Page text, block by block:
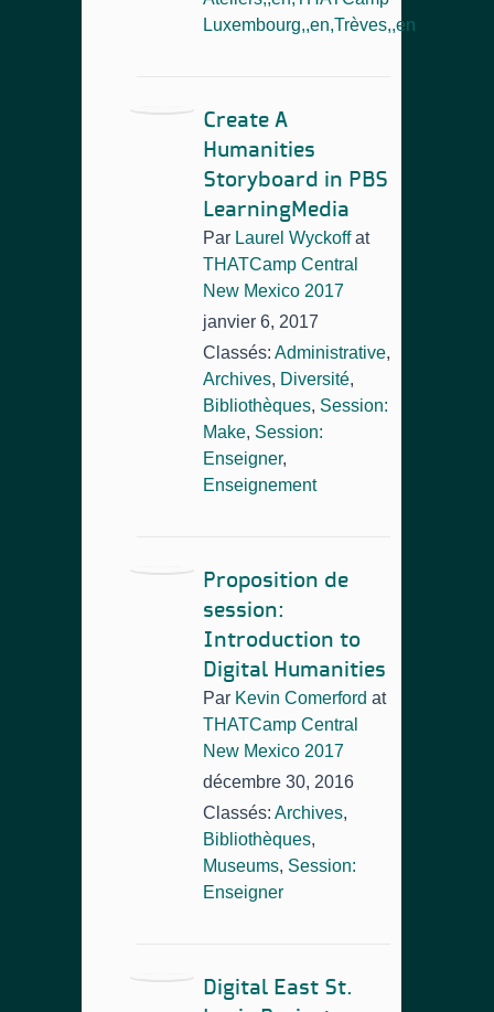
Luxembourg,,en,Trèves,,en
Create A
Humanities
Storyboard in PBS
LearningMedia
Par Laurel Wyckoff at
THATCamp Central
New Mexico 2017
janvier 6, 2017
Classés: Administrative,
Archives, Diversité,
Bibliothèques, Session:
Make, Session:
Enseigner,
Enseignement
Proposition de
session:
Introduction to
Digital Humanities
Par Kevin Comerford at
THATCamp Central
New Mexico 2017
décembre 30, 2016
Classés: Archives,
Bibliothèques,
Museums, Session:
Enseigner
Digital East St.